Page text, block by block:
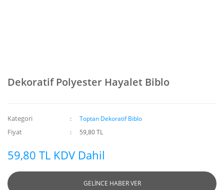
Dekoratif Polyester Hayalet Biblo
Kategori Toptan Dekoratif Biblo
Fiyat 59,80 TL
59,80 TL KDV Dahil
GELİNCE HABER VER